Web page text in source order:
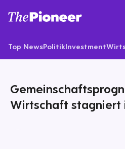
Top NewsPolitikInvestment
Wirtschaft stagniert